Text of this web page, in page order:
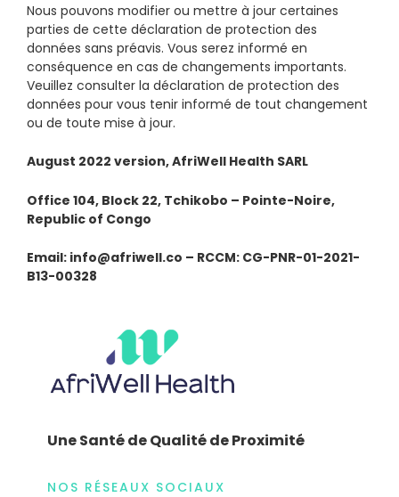
Nous pouvons modifier ou mettre à jour certaines
parties de cette déclaration de protection des
données sans préavis. Vous serez informé en
conséquence en cas de changements importants.
Veuillez consulter la déclaration de protection des
données pour vous tenir informé de tout changement
ou de toute mise à jour.
August 2022 version, AfriWell Health SARL
Office 104, Block 22, Tchikobo – Pointe-Noire,
Republic of Congo
Email: info@afriwell.co – RCCM: CG-PNR-01-2021-
B13-00328
Une Santé de Qualité de Proximité
NOS RÉSEAUX SOCIAUX